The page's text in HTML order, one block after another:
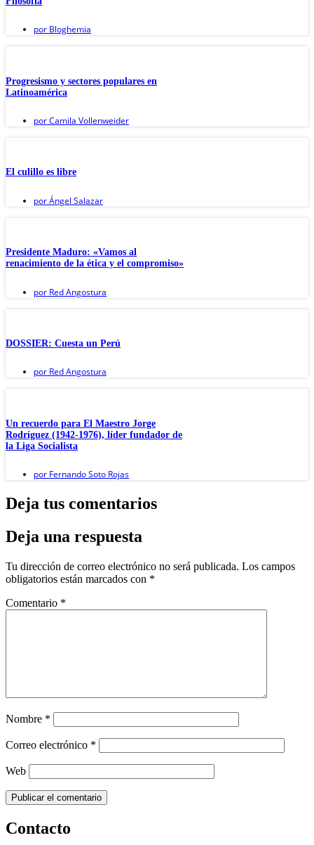
por Bloghemia
Progresismo y sectores populares en
Latinoamérica
porCamila Vollenweider
El culillo es libre
porÁngel Salazar
Presidente Maduro: «Vamos al
renacimiento de la ética y el compromiso»
por Red Angostura
DOSSIER: Cuesta un Perú
por Red Angostura
Un recuerdo para El Maestro Jorge
Rodríguez (1942-1976), líder fundador de
la Liga Socialista
por Fernando Soto Rojas
Deja tus comentarios
Deja una respuesta
Tu dirección de correo electrónico no será publicada. Los campos
obligatorios están marcados con *
Comentario *
Nombre *
Correo electrónico *
Web
Contacto